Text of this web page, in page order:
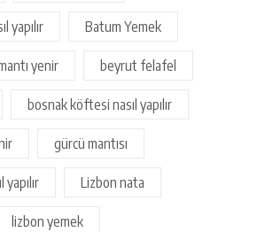
yapılır Batum Yemek
yenir beyrut felafel
bosnak köftesi nasıl yapılır
gürcü mantısı
yapılır Lizbon nata
lizbon yemek